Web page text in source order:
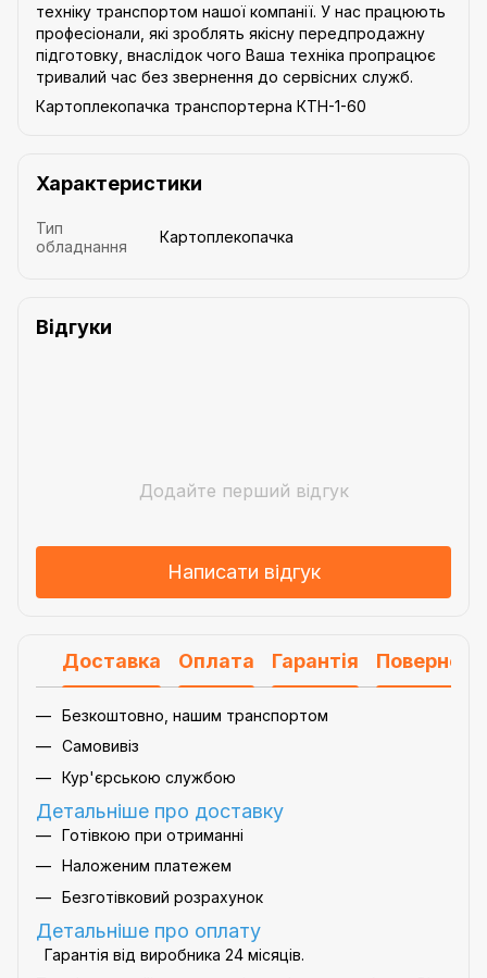
техніку транспортом нашої компанії. У нас працюють
професіонали, які зроблять якісну передпродажну
підготовку, внаслідок чого Ваша техніка пропрацює
тривалий час без звернення до сервісних служб.
Картоплекопачка транспортерна КТН-1-60
Характеристики
Тип
обладнання
Картоплекопачка
Відгуки
Додайте перший відгук
Написати відгук
Доставка Оплата Гарантія
Безкоштовно, нашим транспортом
Самовивіз
Кур'єрською службою
Детальніше про доставку
Готівкою при отриманні
Наложеним платежем
Безготівковий розрахунок
Детальніше про оплату
Гарантія від виробника 24 місяців.